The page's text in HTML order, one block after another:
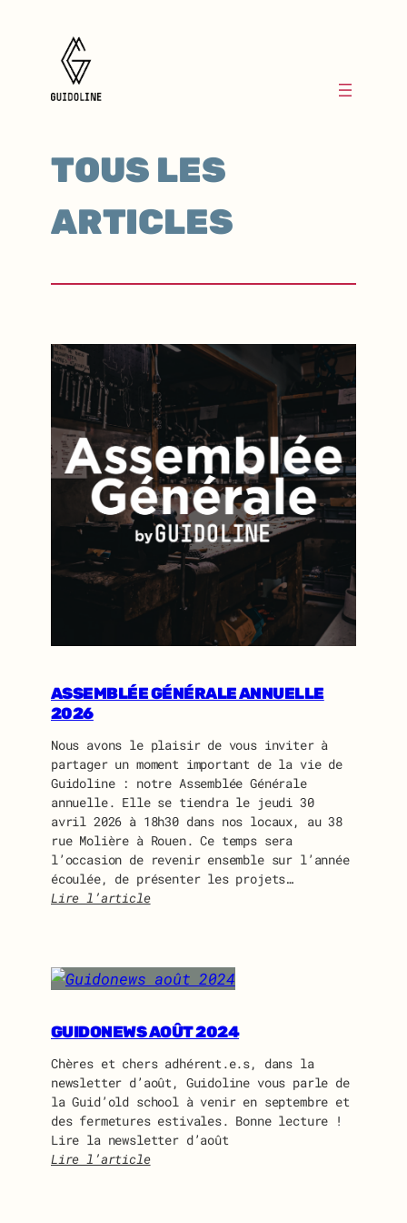
TOUS LES
ARTICLES
ASSEMBLÉE GÉNÉRALE ANNUELLE
2026
Nous avons le plaisir de vous inviter à
partager un moment important de la vie de
Guidoline : notre Assemblée Générale
annuelle. Elle se tiendra le jeudi 30
avril 2026 à 18h30 dans nos locaux, au 38
rue Molière à Rouen. Ce temps sera
l’occasion de revenir ensemble sur l’année
écoulée, de présenter les projets…
Lire l’article
s
e
b
é
e
G
é
n
é
GUIDONEWS AOÛT 2024
Chères et chers adhérent.e.s, dans la
newsletter d’août, Guidoline vous parle de
la Guid’old school à venir en septembre et
des fermetures estivales. Bonne lecture !
Lire la newsletter d’août
Lire l’article